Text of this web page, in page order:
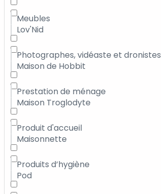
Lov'Nid
Maison de Hobbit
Maison Troglodyte
Maisonnette
Pod
Meubles
Photographes, vidéaste et dronistes
Prestation de ménage
Produit d'accueil
Produits d’hygiène